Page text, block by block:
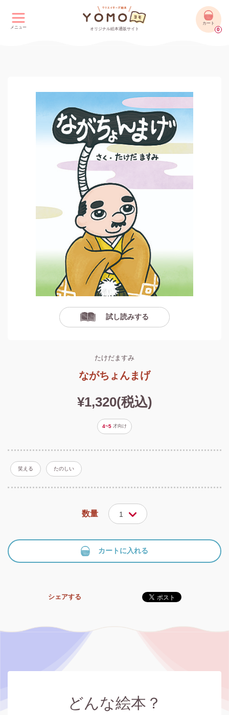
メニュー オリジナル絵本通販サイト
カート
0
試し読みする
たけだますみ
ながちょんまげ
¥1,320(税込)
4~5 才向け
笑える たのしい
数量 1
カートに入れる
シェアする
どんな絵本？